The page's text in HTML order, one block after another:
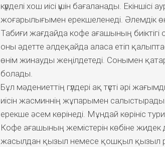
күрделі хош иісі үшін бағаланады.
жоғарылығымен ерекшеленеді. Әлемдік
Табиғи жағдайда кофе ағашының биіктігі
оны әдетте әлдеқайда аласа етіп
өнім жинауды жеңілдетеді. Сонымен
болады.
Бұл мәдениеттің гүлдері ақ түсті әрі
иісін жасминнің жұпарымен
ерекше әсем көрінеді. Мұндай көрініс
Кофе ағашының жемістерін көбіне жидек
жасылдан қызыл немесе қошқыл қызыл